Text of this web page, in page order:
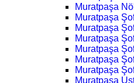
Muratpaşa
Muratpaşa
Muratpaşa
Muratpaşa
Muratpaşa
Muratpaşa
Muratpaşa
Muratpaşa